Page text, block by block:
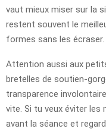
vaut mieux miser sur la
restent souvent le
formes sans les écraser.
Attention aussi aux
bretelles de soutien-
transparence
vite. Si tu veux éviter les
avant la séance et